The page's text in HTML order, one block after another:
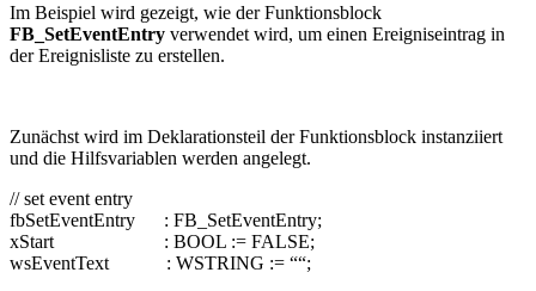
Im Beispiel wird gezeigt, wie der Funktionsblock
FB_SetEventEntry verwendet wird, um einen Ereigniseintrag in
der Ereignisliste zu erstellen.
Zunächst wird im Deklarationsteil der Funktionsblock instanziiert
und die Hilfsvariablen werden angelegt.
// set event entry
fbSetEventEntry : FB_SetEventEntry;
xStart : BOOL := FALSE;
wsEventText : WSTRING := ““;